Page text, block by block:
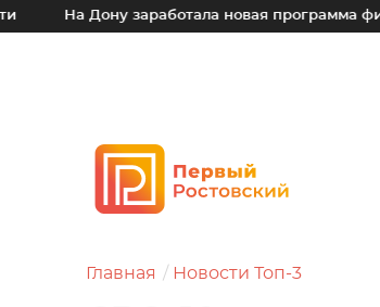
На Дону заработала новая программа
Главная Новости Топ-3